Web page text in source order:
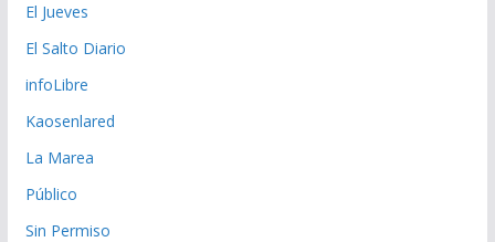
El Jueves
El Salto Diario
infoLibre
Kaosenlared
La Marea
Público
Sin Permiso